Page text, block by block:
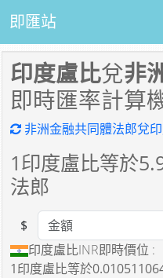
即匯站
印度盧比兌非
即時匯率計算
非洲金融共同體法郎兌
1印度盧比等於
法郎
Amount
$
印度盧比INR即時價位 :
1印度盧比等於